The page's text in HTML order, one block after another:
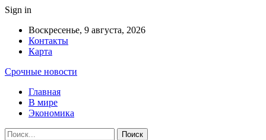
Sign in
Воскресенье, 9 августа, 2026
Контакты
Карта
Срочные новости
Главная
В мире
Экономика